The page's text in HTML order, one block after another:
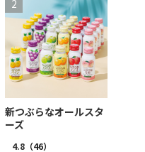
新つぶらなオールスタ
ーズ
4.8 （46）